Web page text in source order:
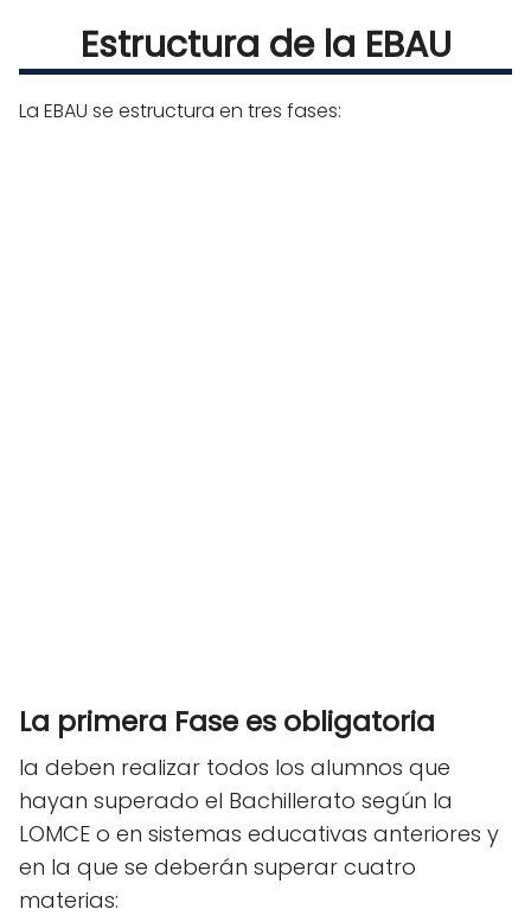
Estructura de la EBAU
La EBAU se estructura en tres fases:
La primera Fase es obligatoria
la deben realizar todos los alumnos que
hayan superado el Bachillerato según la
LOMCE o en sistemas educativas anteriores y
en la que se deberán superar cuatro
materias: